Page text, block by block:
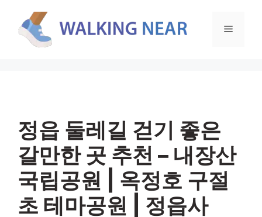
메
정읍 둘레길 걷기 좋은
갈만한 곳 추천 – 내장산
국립공원 | 옥정호 구절
초 테마공원 | 정읍사